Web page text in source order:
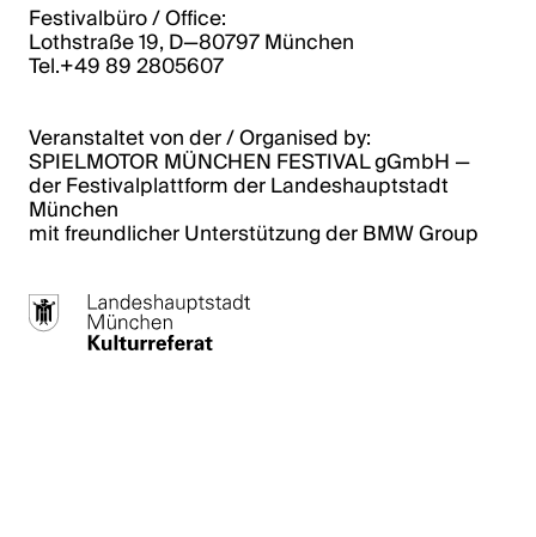
Festivalbüro / Office:
Lothstraße 19, D—80797 München
Tel.+49 89 2805607
Veranstaltet von der / Organised by:
SPIELMOTOR MÜNCHEN FESTIVAL gGmbH ­­—
der Festivalplattform der Landeshauptstadt
München
mit freundlicher Unterstützung der BMW Group